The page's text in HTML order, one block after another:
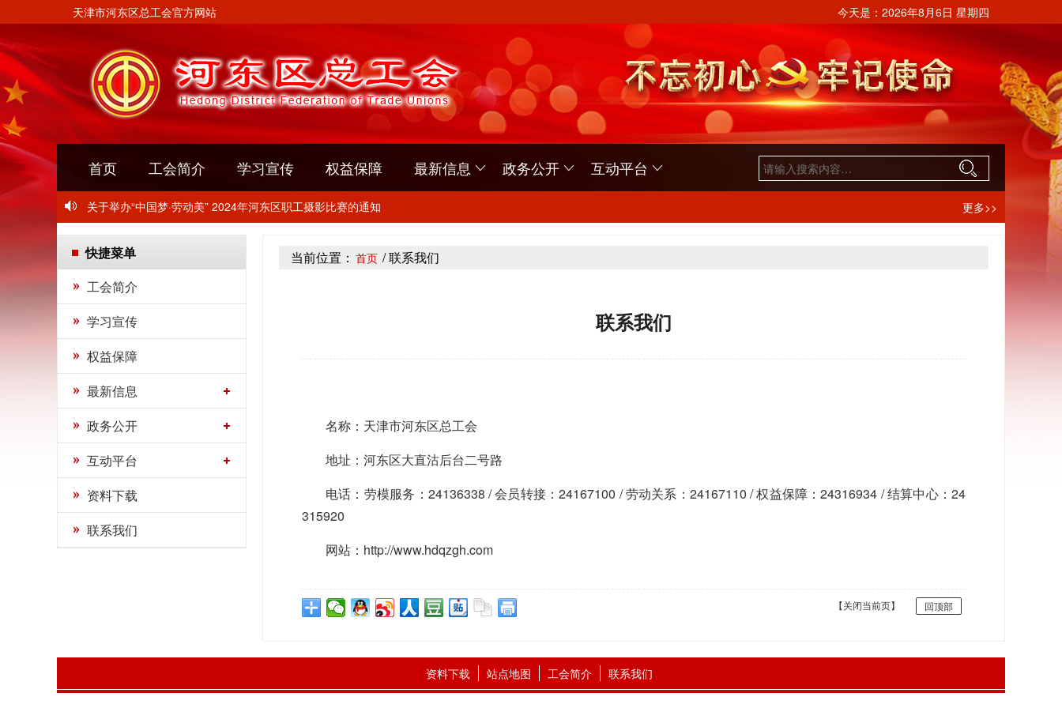
天津市河东区总工会官方网站 今天是： 2026年8月6日 星期四
首页 工会简介 学习宣传 权益保障 最新信息 政务公开 互动平台
关于转发《关于开展2024年“玫瑰书香”女职工主题阅读活动的通知》的通知
关于举办“中国梦·劳动美” 2024年河东区职工摄影比赛的通知
关于转发《关于开展2024年“玫瑰书香”女职工主题阅读活动的通知》的通知
关于举办“中国梦·劳动美” 2024年河东区职工摄影比赛的通知
关于开展2024年“千人千企”职工培训活动的通知
更多>>
快捷菜单
工会简介
学习宣传
权益保障
最新信息
政务公开
互动平台
资料下载
联系我们
当前位置： 首页 / 联系我们
联系我们
名称：天津市河东区总工会
地址：河东区大直沽后台二号路
电话：劳模服务：24136338 / 会员转接：24167100 / 劳动关系：24167110 / 权益保障：24316934 / 结算中心：24
315920
网站：http://www.hdqzgh.com
回顶部
【关闭当前页】
资料下载 站点地图 工会简介 联系我们